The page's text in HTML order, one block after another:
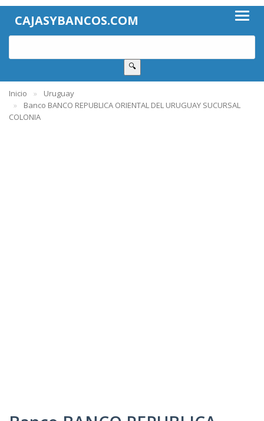
CAJASYBANCOS.COM
🔍
Inicio
Uruguay
Banco BANCO REPUBLICA ORIENTAL DEL URUGUAY SUCURSAL
COLONIA